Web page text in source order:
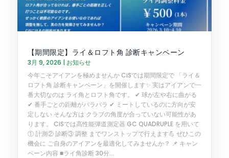
【期間限定】ライ＆ロフト角 診断キャンペーン
3月 9, 2026 | お知らせ
今年こそアイアンを極めませんか CiSでは期間限定で 「ライ＆
ロフト角 診断キャンペーン」を開催します✨ 実はアイアンで一
番大切なのは ライ角とロフト角です。 ✔ 球が左や右に曲がる
✔ 番手ごとの距離がバラバラ ✔ ミートしているのに方向が安
定しない そんな方は クラブの角度が合っていない可能性があ
ります。 CiSでは高性能弾道測定器 GC QUADRUPLE を用いて
① 計測② 診断③ 調整 までワンストップで行えます💪 ぜひこの
機会に ご自身のアイアンを最適化してみませんか？ 📌 キャン
ペーン内容 ■ライ角診断 30分...